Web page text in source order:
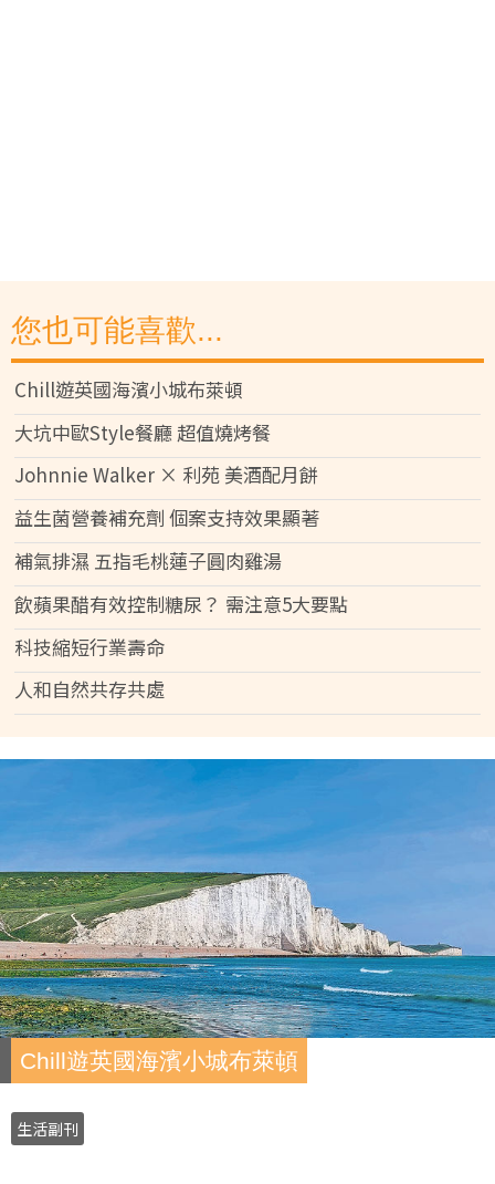
您也可能喜歡...
Chill遊英國海濱小城布萊頓
大坑中歐Style餐廳 超值燒烤餐
Johnnie Walker × 利苑 美酒配月餅
益生菌營養補充劑 個案支持效果顯著
補氣排濕 五指毛桃蓮子圓肉雞湯
飲蘋果醋有效控制糖尿？ 需注意5大要點
科技縮短行業壽命
人和自然共存共處
Chill遊英國海濱小城布萊頓
生活副刊